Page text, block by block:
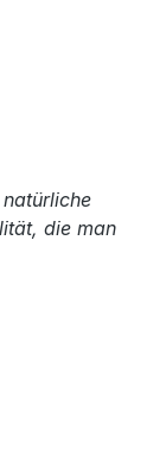
die man